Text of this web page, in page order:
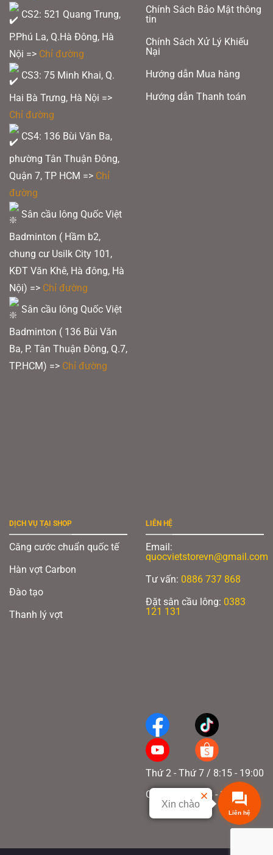
CS2: 521 Quang Trung,
P.Phú La, Q.Hà Đông, Hà
Nội => Chỉ đường
CS3: 75 Minh Khai, Q.
Hai Bà Trưng, Hà Nội =>
Chỉ đường
CS4: 136 Bùi Văn Ba,
phường Tân Thuận Đông,
Quận 7, TP HCM => Chỉ
đường
Sân cầu lông Quốc Việt
Badminton ( Hầm b2,
chung cư Usilk City 101,
KĐT Văn Khê, Hà đông, Hà
Nội) => Chỉ đường
Sân cầu lông Quốc Việt
Badminton ( 136 Bùi Văn
Ba, P. Tân Thuận Đông, Q.7,
TP.HCM) => Chỉ đường
Chính Sách Bảo Mật thông
tin
Chính Sách Xử Lý Khiếu
Nại
Hướng dẫn Mua hàng
Hướng dẫn Thanh toán
DỊCH VỤ TẠI SHOP
Căng cước chuẩn quốc tế
Hàn vợt Carbon
Đào tạo
Thanh lý vợt
LIÊN HỆ
Email:
quocvietstorevn@gmail.com
Tư vấn: 0886 737 868
Đặt sân cầu lông: 0383
121 131
Thứ 2 - Thứ 7 / 8:15 - 19:00
Chủ nhật / 8:15 - 17:00
Liên hệ
Xin chào